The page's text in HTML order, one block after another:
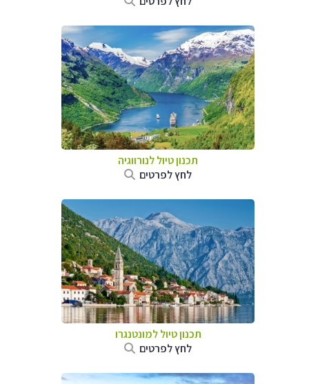
תכנון טיול לנורווגיה
לחץ לפרטים
תכנון טיול למונטנגרו
לחץ לפרטים